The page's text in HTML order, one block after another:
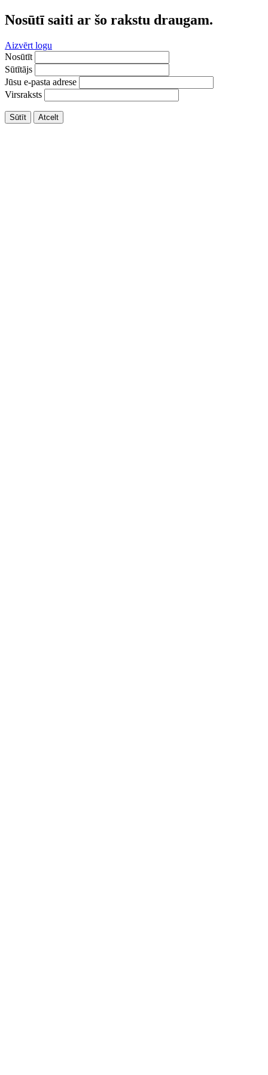
Nosūtī saiti ar šo rakstu draugam.
Aizvērt logu
Nosūtīt
Sūtītājs
Jūsu e-pasta adrese
Virsraksts
Sūtīt Atcelt